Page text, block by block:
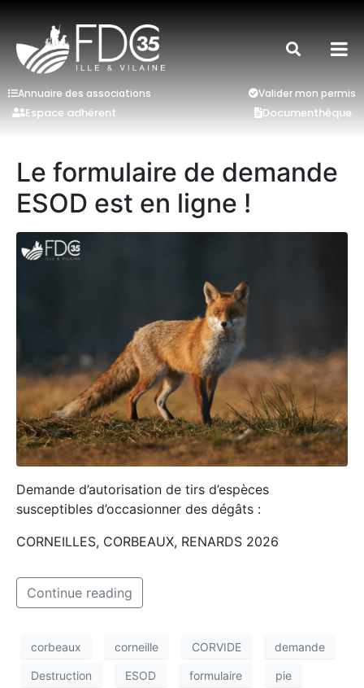
Annuaire des associations Valider mon permis
Espace adhérent Documenthèque
Le formulaire de demande
ESOD est en ligne !
Demande d’autorisation de tirs d’espèces
susceptibles d’occasionner des dégâts :
CORNEILLES, CORBEAUX, RENARDS 2026
Continue reading
corbeaux corneille CORVIDE demande
Destruction ESOD formulaire pie